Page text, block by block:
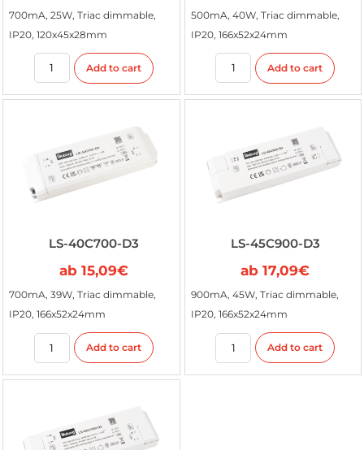
700mA, 25W, Triac dimmable,
IP20, 120x45x28mm
Add to cart
500mA, 40W, Triac dimmable,
IP20, 166x52x24mm
Add to cart
LS-40C700-D3
ab 15,09€
700mA, 39W, Triac dimmable,
IP20, 166x52x24mm
Add to cart
LS-45C900-D3
ab17,09€
900mA, 45W, Triac dimmable,
IP20, 166x52x24mm
Add to cart